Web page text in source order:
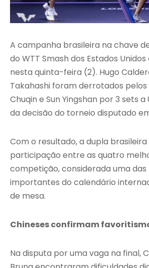
A campanha brasileira na chave
do WTT Smash dos Estados
nesta quinta-feira (2). Hugo
Takahashi foram derrotados pelos
Chuqin e Sun Yingshan por 3 sets
da decisão do torneio disputado
Com o resultado, a dupla
participação entre as quatro
competição, considerada uma das
importantes do calendário
de mesa.
Chineses confirmam
Na disputa por uma vaga na final,